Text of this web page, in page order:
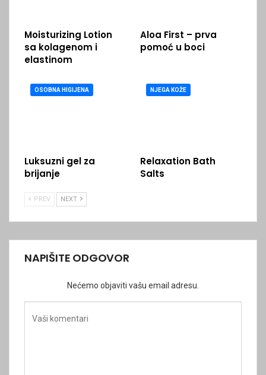
Moisturizing Lotion
sa kolagenom i
elastinom
Aloa First – prva
pomoć u boci
OSOBNA HIGIJENA
Luksuzni gel za
brijanje
NJEGA KOŽE
Relaxation Bath
Salts
PREV NEXT
NAPIŠITE ODGOVOR
Nećemo objaviti vašu email adresu.